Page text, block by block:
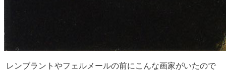
レンブラントやフェルメールの前にこんな画家がいたので